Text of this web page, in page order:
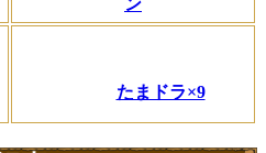
たまドラ×9